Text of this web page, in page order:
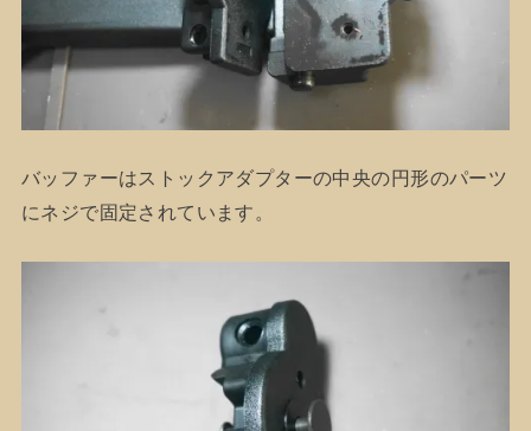
バッファーはストックアダプターの中央の円形のパーツ
にネジで固定されています。